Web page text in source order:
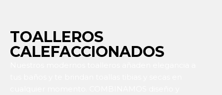
TOALLEROS
CALEFACCIONADOS